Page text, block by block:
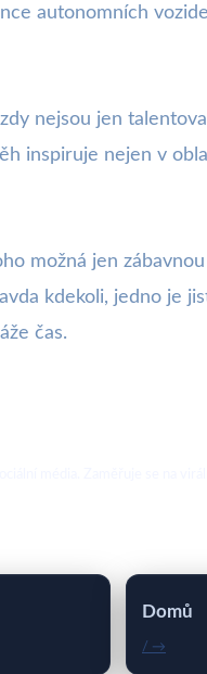
autonomních
nejsou jen
inspiruje nejen v
možná jen
kdekoli, jedno je
čas.
Domů
/ →